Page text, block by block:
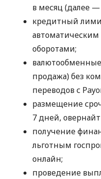
в месяц (далее —
кредитный
автоматическим
оборотами;
продажа) без
переводов с
размещение
7 дней,
получение
льготным
онлайн;
проведение